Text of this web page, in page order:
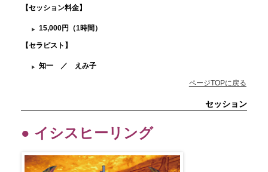
【セッション料金】
15,000円（1時間）
【セラピスト】
知一 ／ えみ子
ページTOPに戻る
セッション
● イシスヒーリング